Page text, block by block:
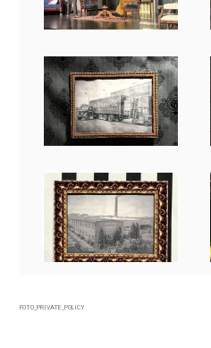
FOTO_PRIVATE_POLICY